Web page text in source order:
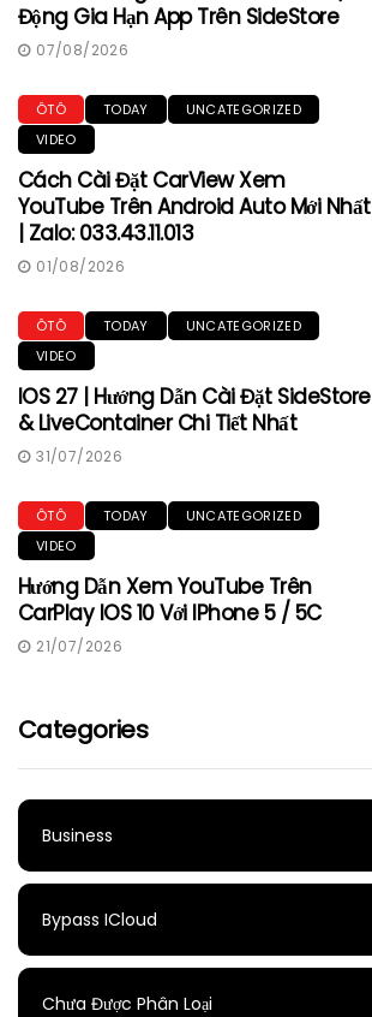
Động Gia Hạn App Trên SideStore
07/08/2026
ÔTÔ TODAY
UNCATEGORIZED
VIDEO
Cách Cài Đặt CarView Xem
YouTube Trên Android Auto Mới Nhất
| Zalo: 033.43.11.013
01/08/2026
ÔTÔ TODAY
UNCATEGORIZED
VIDEO
IOS 27 | Hướng Dẫn Cài Đặt SideStore
& LiveContainer Chi Tiết Nhất
31/07/2026
ÔTÔ TODAY
UNCATEGORIZED
VIDEO
Hướng Dẫn Xem YouTube Trên
CarPlay IOS 10 Với IPhone 5 / 5C
21/07/2026
Categories
Business
Bypass ICloud
Chưa Được Phân Loại